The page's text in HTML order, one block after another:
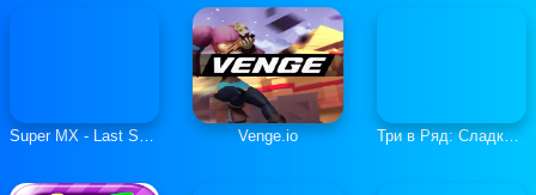
Super MX - Last Season Venge.io Три в Ряд: Сладкие Загадки